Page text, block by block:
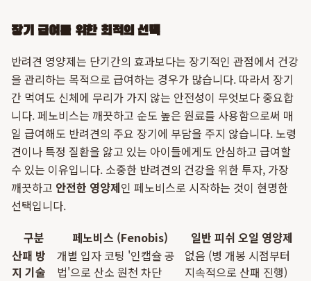
장기 급여를 위한 최적의 선택
반려견 영양제는 단기간의 효과보다는 장기적인 관점에서 건강
을 관리하는 목적으로 급여하는 경우가 많습니다. 따라서 장기
간 먹여도 신체에 무리가 가지 않는 안전성이 무엇보다 중요합
니다. 페노비스는 깨끗하고 순도 높은 원료를 사용함으로써 매
일 급여해도 반려견의 주요 장기에 부담을 주지 않습니다. 노령
견이나 특정 질환을 앓고 있는 아이들에게도 안심하고 급여할
수 있는 이유입니다. 소중한 반려견의 건강을 위한 투자, 가장
깨끗하고 안전한 영양제인 페노비스로 시작하는 것이 현명한
선택입니다.
구분
페노비스 (Fenobis)
일반 피쉬 오일 영양제
산패 방
지 기술
개별 입자 코팅 '인캡슐 공
법'으로 산소 원천 차단
없음 (병 개봉 시점부터
지속적으로 산패 진행)